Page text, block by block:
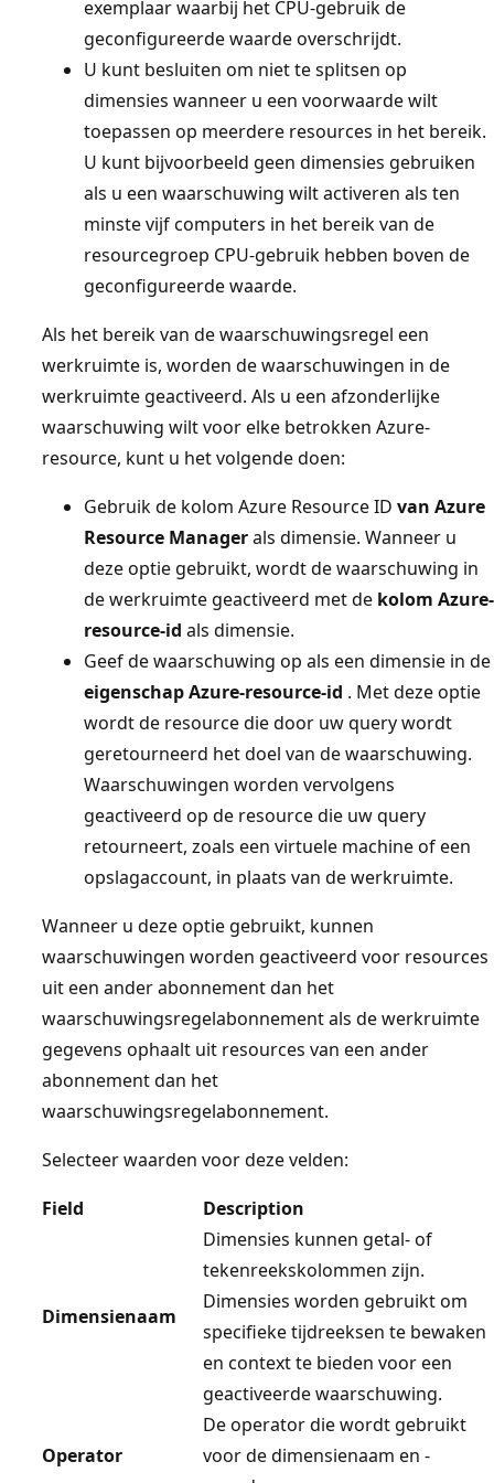
exemplaar waarbij het CPU-gebruik de
geconfigureerde waarde overschrijdt.
U kunt besluiten om niet te splitsen op
dimensies wanneer u een voorwaarde wilt
toepassen op meerdere resources in het bereik.
U kunt bijvoorbeeld geen dimensies gebruiken
als u een waarschuwing wilt activeren als ten
minste vijf computers in het bereik van de
resourcegroep CPU-gebruik hebben boven de
geconfigureerde waarde.
Als het bereik van de waarschuwingsregel een
werkruimte is, worden de waarschuwingen in de
werkruimte geactiveerd. Als u een afzonderlijke
waarschuwing wilt voor elke betrokken Azure-
resource, kunt u het volgende doen:
Gebruik de kolom Azure Resource ID van Azure
Resource Managerals dimensie. Wanneer u
deze optie gebruikt, wordt de waarschuwing in
de werkruimte geactiveerd met de kolom Azure-
resource-id als dimensie.
Geef de waarschuwing op als een dimensie in de
eigenschap Azure-resource-id . Met deze optie
wordt de resource die door uw query wordt
geretourneerd het doel van de waarschuwing.
Waarschuwingen worden vervolgens
geactiveerd op de resource die uw query
retourneert, zoals een virtuele machine of een
opslagaccount, in plaats van de werkruimte.
Wanneer u deze optie gebruikt, kunnen
waarschuwingen worden geactiveerd voor resources
uit een ander abonnement dan het
waarschuwingsregelabonnement als de werkruimte
gegevens ophaalt uit resources van een ander
abonnement dan het
waarschuwingsregelabonnement.
Selecteer waarden voor deze velden:
Field
Description
Dimensienaam
Dimensies kunnen getal- of
tekenreekskolommen zijn.
Dimensies worden gebruikt om
specifieke tijdreeksen te bewaken
en context te bieden voor een
geactiveerde waarschuwing.
Operator
De operator die wordt gebruikt
voor de dimensienaam en -